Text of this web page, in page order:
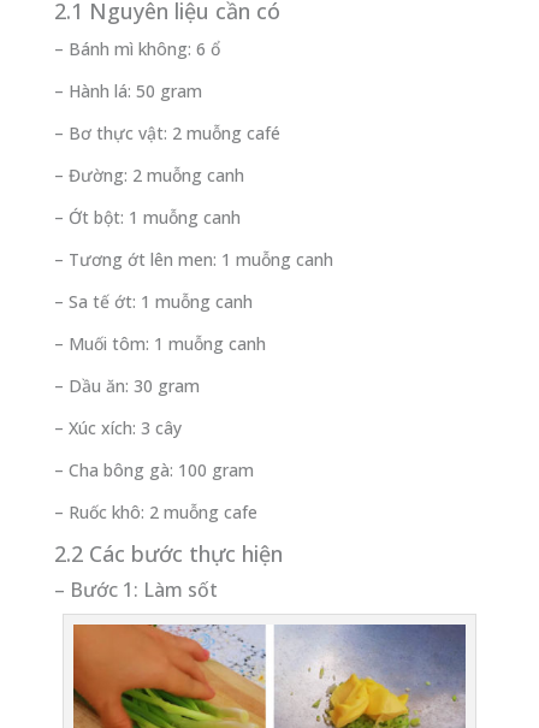
2.1 Nguyên liệu cần có
– Bánh mì không: 6 ổ
– Hành lá: 50 gram
– Bơ thực vật: 2 muỗng café
– Đường: 2 muỗng canh
– Ớt bột: 1 muỗng canh
– Tương ớt lên men: 1 muỗng canh
– Sa tế ớt: 1 muỗng canh
– Muối tôm: 1 muỗng canh
– Dầu ăn: 30 gram
– Xúc xích: 3 cây
– Cha bông gà: 100 gram
– Ruốc khô: 2 muỗng cafe
2.2 Các bước thực hiện
– Bước 1: Làm sốt